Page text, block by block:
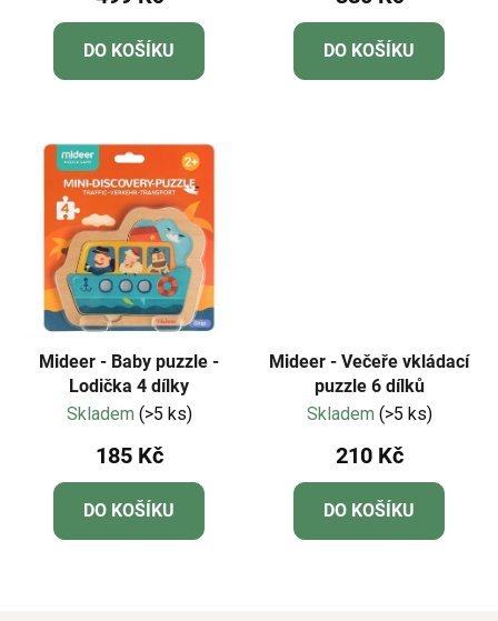
DO KOŠÍKU DO KOŠÍKU
Mideer - Baby puzzle -
Lodička 4 dílky
Skladem (>5 ks)
185 Kč
DO KOŠÍKU
Mideer - Večeře vkládací
puzzle 6 dílků
Skladem (>5 ks)
210 Kč
DO KOŠÍKU